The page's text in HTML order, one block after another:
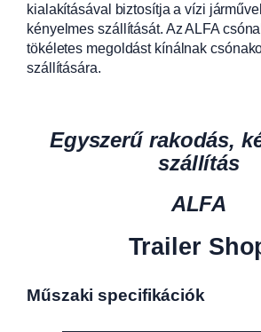
kialakításával biztosítja a vízi
kényelmes szállítását. Az ALFA
tökéletes megoldást kínálnak
szállítására.
Egyszerű rakodás,
szállítás
ALFA
Trailer
Műszaki specifikációk